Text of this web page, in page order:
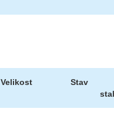
Velikost Stav